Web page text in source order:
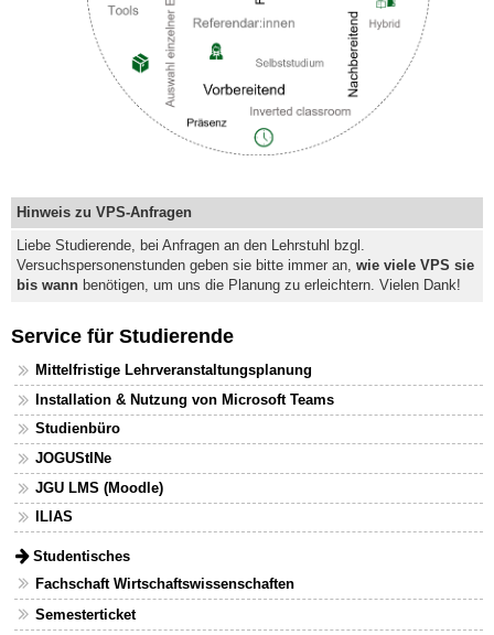
Hinweis zu VPS-Anfragen
Liebe Studierende, bei Anfragen an den Lehrstuhl bzgl.
Versuchspersonenstunden geben sie bitte immer an,wie viele VPS sie
bis wann benötigen, um uns die Planung zu erleichtern. Vielen Dank!
Service für Studierende
Mittelfristige Lehrveranstaltungsplanung
Installation & Nutzung von Microsoft Teams
Studienbüro
JOGUStINe
JGU LMS (Moodle)
ILIAS
Studentisches
Fachschaft Wirtschaftswissenschaften
Semesterticket